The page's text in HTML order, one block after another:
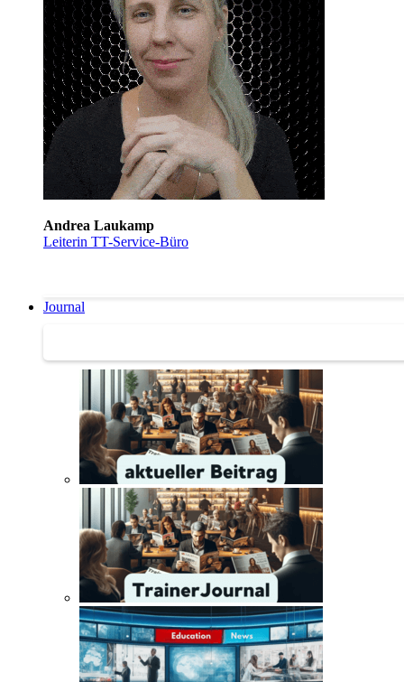
Andrea Laukamp
Leiterin TT-Service-Büro
Journal